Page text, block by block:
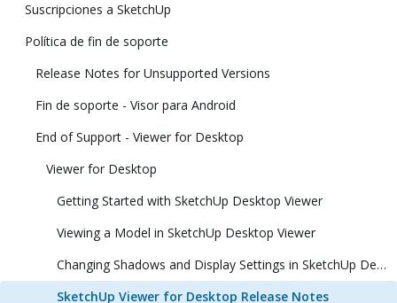
Suscripciones a SketchUp
Política de fin de soporte
Release Notes for Unsupported Versions
Fin de soporte - Visor para Android
End of Support - Viewer for Desktop
Viewer for Desktop
Getting Started with SketchUp Desktop Viewer
Viewing a Model in SketchUp Desktop Viewer
Changing Shadows and Display Settings in SketchUp Desktop Viewer
SketchUp Viewer for Desktop Release Notes